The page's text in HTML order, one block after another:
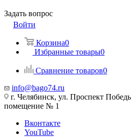
Задать вопрос
Войти
Корзина0
Избранные товары0
Сравнение товаров0
info@bago74.ru
г. Челябинск, ул. Проспект
помещение № 1
Вконтакте
YouTube